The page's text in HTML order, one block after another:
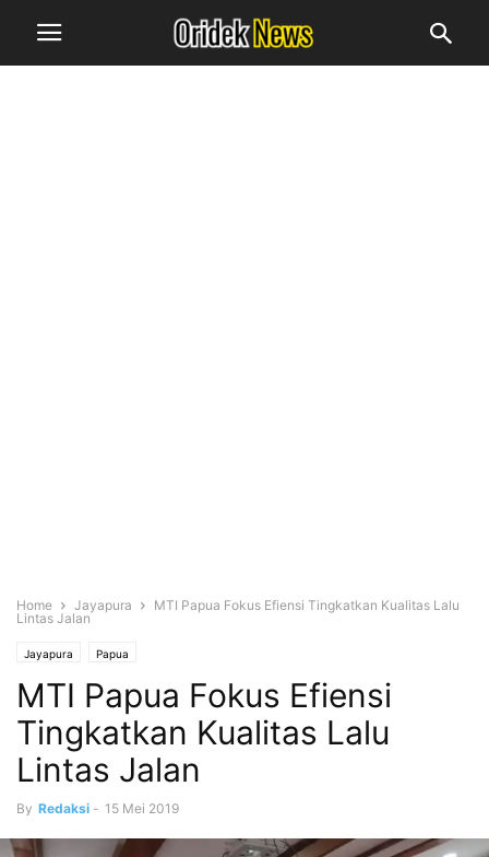
Home Jayapura
MTI Papua Fokus Efiensi Tingkatkan Kualitas Lalu
Lintas Jalan
Jayapura Papua
MTI Papua Fokus Efiensi
Tingkatkan Kualitas Lalu
Lintas Jalan
By Redaksi - 15 Mei 2019